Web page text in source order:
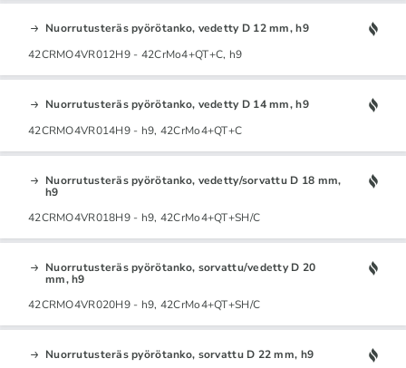
Nuorrutusteräs pyörötanko, vedetty D 12 mm, h9
42CRMO4VR012H9 - 42CrMo4+QT+C, h9
Nuorrutusteräs pyörötanko, vedetty D 14 mm, h9
42CRMO4VR014H9 - h9, 42CrMo4+QT+C
Nuorrutusteräs pyörötanko, vedetty/sorvattu D 18 mm,
h9
42CRMO4VR018H9 - h9, 42CrMo4+QT+SH/C
Nuorrutusteräs pyörötanko, sorvattu/vedetty D 20
mm, h9
42CRMO4VR020H9 - h9, 42CrMo4+QT+SH/C
Nuorrutusteräs pyörötanko, sorvattu D 22 mm, h9